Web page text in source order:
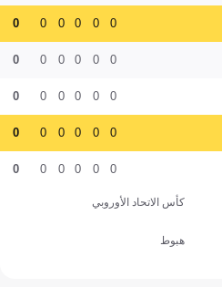
0
0
0
0
0
0
0
0
0
0
0
0
0
0
0
0
0
0
0
0
0
0
0
0
0
0
0
0
0
0
كأس الاتحاد الأوروبي
هبوط